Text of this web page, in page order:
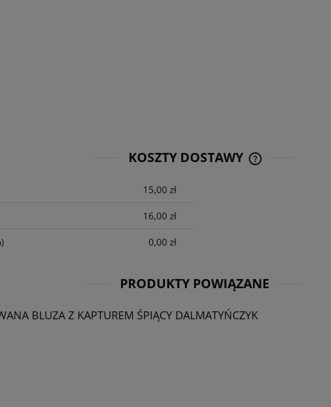
KOSZTY DOSTAWY
15,00 zł
16,00 zł
0,00 zł
PRODUKTY POWIĄZANE
BLUZA Z KAPTUREM ŚPIĄCY DALMATYŃCZYK